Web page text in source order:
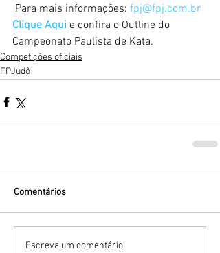
Para mais informações: fpj@fpj.com.br
Clique Aqui e confira o Outline do
Campeonato Paulista de Kata.
Competições oficiais
FPJudô
Comentários
Escreva um comentário